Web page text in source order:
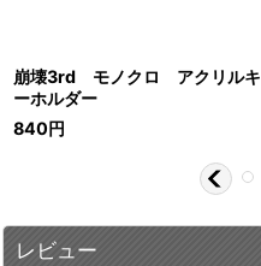
崩壊3rd モノクロ アクリルキ
ーホルダー
840円
レビュー